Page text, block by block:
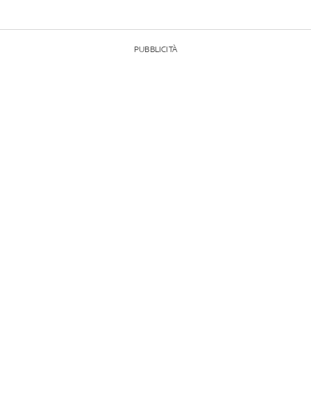
PUBBLICITÀ